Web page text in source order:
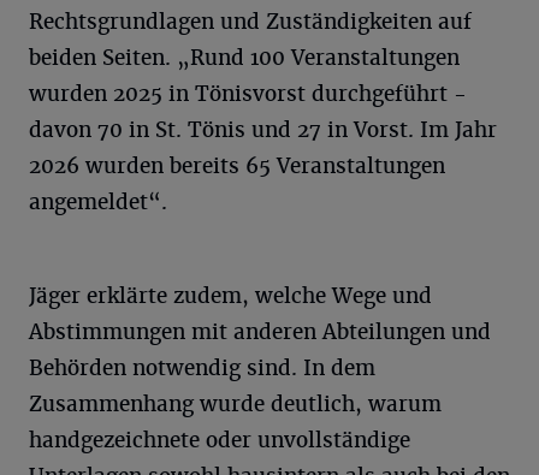
Rechtsgrundlagen und Zuständigkeiten auf
beiden Seiten. „Rund 100 Veranstaltungen
wurden 2025 in Tönisvorst durchgeführt -
davon 70 in St. Tönis und 27 in Vorst. Im Jahr
2026 wurden bereits 65 Veranstaltungen
angemeldet“.
Jäger erklärte zudem, welche Wege und
Abstimmungen mit anderen Abteilungen und
Behörden notwendig sind. In dem
Zusammenhang wurde deutlich, warum
handgezeichnete oder unvollständige